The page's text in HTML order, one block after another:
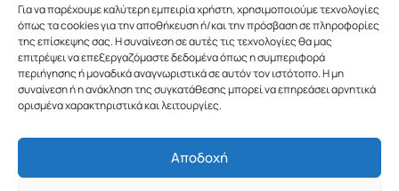
Για να παρέχουμε καλύτερη εμπειρία χρήστη, χρησιμοποιούμε τεχνολογίες
όπως τα cookies για την αποθήκευση ή/και την πρόσβαση σε πληροφορίες
της επίσκεψης σας. Η συναίνεση σε αυτές τις τεχνολογίες θα μας
επιτρέψει να επεξεργαζόμαστε δεδομένα όπως η συμπεριφορά
περιήγησης ή μοναδικά αναγνωριστικά σε αυτόν τον ιστότοπο. Η μη
συναίνεση ή η ανάκληση της συγκατάθεσης μπορεί να επηρεάσει αρνητικά
ορισμένα χαρακτηριστικά και λειτουργίες.
Αποδοχή
Copyright © 2019 Περιφέρεια Πελοποννήσου.